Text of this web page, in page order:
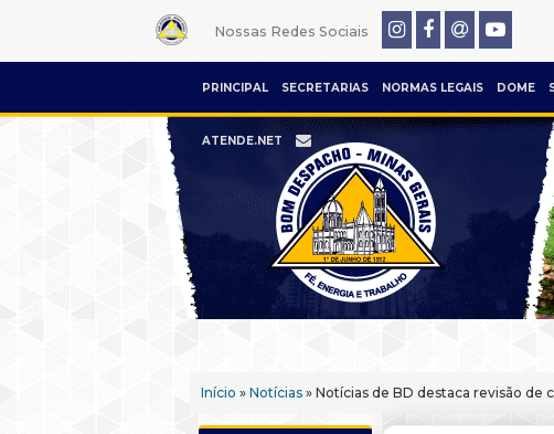
Nossas Redes Sociais
PRINCIPAL SECRETARIAS NORMAS LEGAIS DOME
ATENDE.NET
Início » Notícias » Notícias de BD destaca revisão de